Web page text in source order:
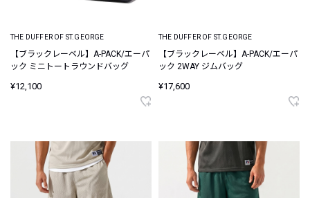
THE DUFFER OF ST.GEORGE
【ブラックレーベル】A-PACK/エーパ
ック ミニトートラウンドバッグ
¥12,100
THE DUFFER OF ST.GEORGE
【ブラックレーベル】A-PACK/エーパ
ック 2WAY ジムバッグ
¥17,600